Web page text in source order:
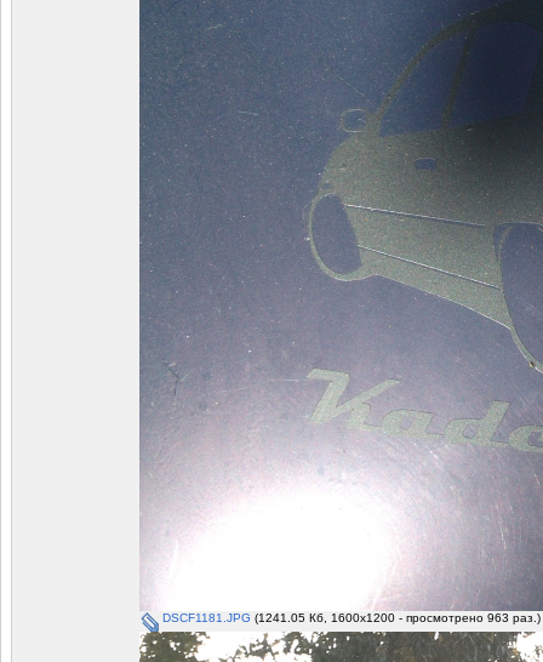
DSCF1181.JPG (1241.05 Кб, 1600x1200 - просмотрено 963 раз.)